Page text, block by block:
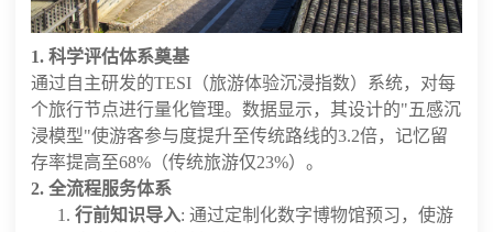
1. 科学评估体系奠基
通过自主研发的TESI（旅游体验沉浸指数）系统，对每
个旅行节点进行量化管理。数据显示，其设计的"五感沉
浸模型"使游客参与度提升至传统路线的3.2倍，记忆留
存率提高至68%（传统旅游仅23%）。
2. 全流程服务体系
行前知识导入: 通过定制化数字博物馆预习，使游